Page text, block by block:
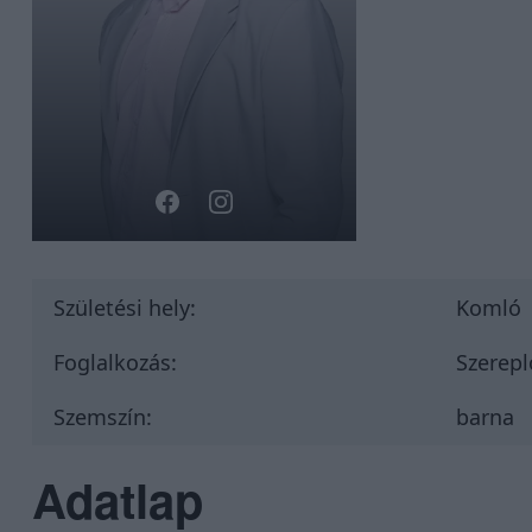
Születési hely:
Komló
Foglalkozás:
Szemszín:
barna
Adatlap